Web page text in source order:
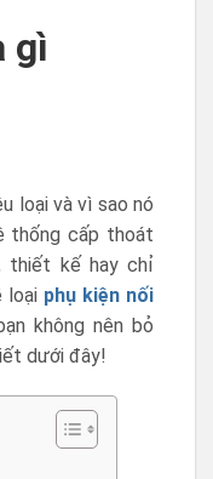
gì
loại và vì sao nó
thống cấp thoát
thiết kế hay chỉ
loại phụ kiện nối
không nên bỏ
dưới đây!